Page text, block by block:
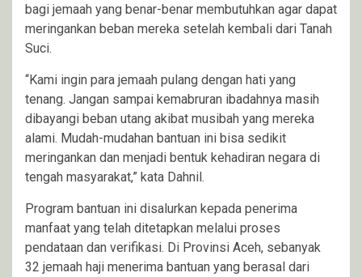
bagi jemaah yang benar-benar membutuhkan agar dapat
meringankan beban mereka setelah kembali dari Tanah
Suci.
“Kami ingin para jemaah pulang dengan hati yang
tenang. Jangan sampai kemabruran ibadahnya masih
dibayangi beban utang akibat musibah yang mereka
alami. Mudah-mudahan bantuan ini bisa sedikit
meringankan dan menjadi bentuk kehadiran negara di
tengah masyarakat,” kata Dahnil.
Program bantuan ini disalurkan kepada penerima
manfaat yang telah ditetapkan melalui proses
pendataan dan verifikasi. Di Provinsi Aceh, sebanyak
32 jemaah haji menerima bantuan yang berasal dari